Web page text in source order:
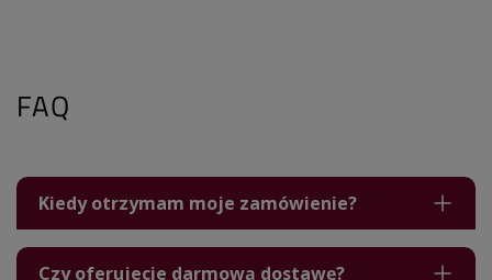
FAQ
Kiedy otrzymam moje zamówienie?
Czy oferujecie darmową dostawę?